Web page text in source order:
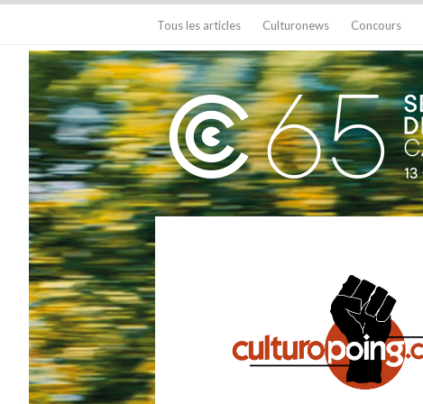
Tous les articles Culturonews Concours